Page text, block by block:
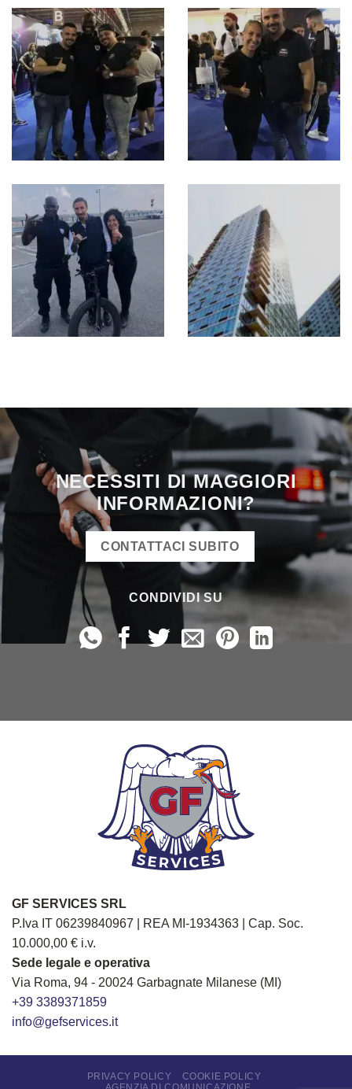
NECESSITI DI MAGGIORI
INFORMAZIONI?
CONTATTACI SUBITO
CONDIVIDI SU
GF SERVICES SRL
P.Iva IT 06239840967 | REA MI-1934363 | Cap. Soc.
10.000,00 € i.v.
Sede legale e operativa
Via Roma, 94 - 20024 Garbagnate Milanese (MI)
+39 3389371859
info@gefservices.it
PRIVACY POLICY
COOKIE POLICY